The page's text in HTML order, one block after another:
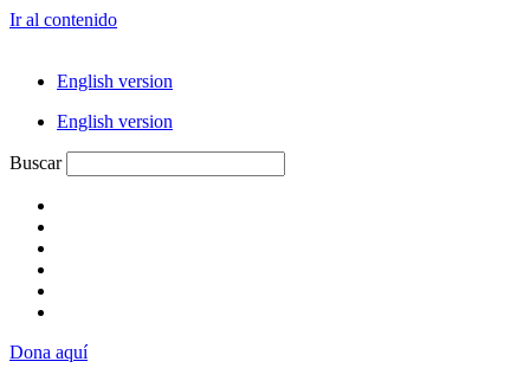
Ir al contenido
English version
English version
Buscar
Dona aquí